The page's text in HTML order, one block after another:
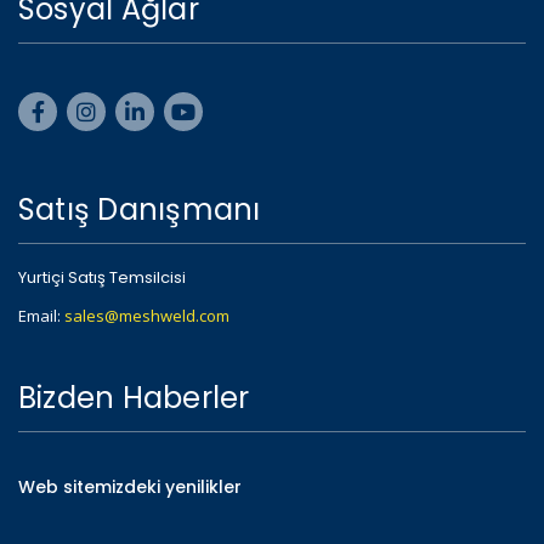
Sosyal Ağlar
Satış Danışmanı
Yurtiçi Satış Temsilcisi
Email: sales@meshweld.com
Bizden Haberler
Web sitemizdeki yenilikler